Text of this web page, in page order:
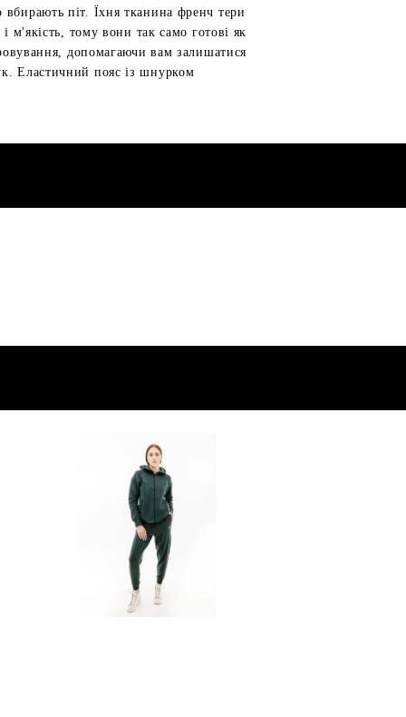
піт. Їхня тканина френч тери
м'якість, тому вони так само готові як
допомагаючи вам залишатися
Еластичний пояс із шнурком